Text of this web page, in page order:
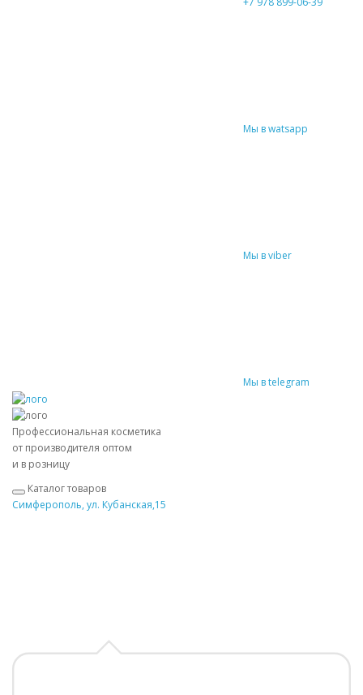
Мы в watsapp
Мы в viber
Мы в telegram
Профессиональная косметика
от производителя оптом
и в розницу
Каталог товаров
Симферополь, ул. Кубанская,15